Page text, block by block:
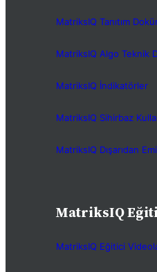
MatriksIQ Tanıtım
MatriksIQ Algo Teknik
MatriksIQ İndikatörler
MatriksIQ Sihirbaz
MatriksIQ Dışarıdan
MatriksIQ
MatriksIQ Eğitici